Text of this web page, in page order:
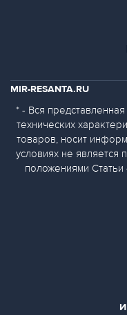
MIR-RESANTA.RU
* - Вся
технических
товаров, носит
условиях не
положениями